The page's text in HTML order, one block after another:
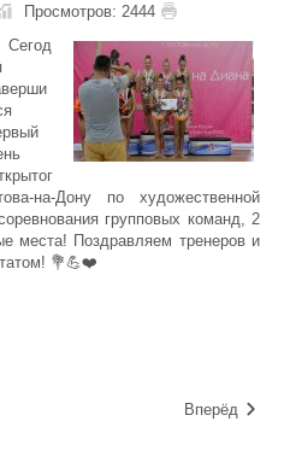
Просмотров: 2444
Сегод
на-Дону по художественной
групповых команд, 2
места! Поздравляем тренеров и
💐💪❤️
Вперёд